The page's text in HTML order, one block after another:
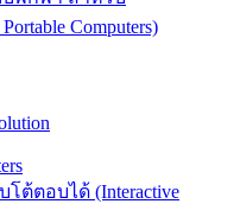
Computers)
ต้ตอบได้ (Interactive